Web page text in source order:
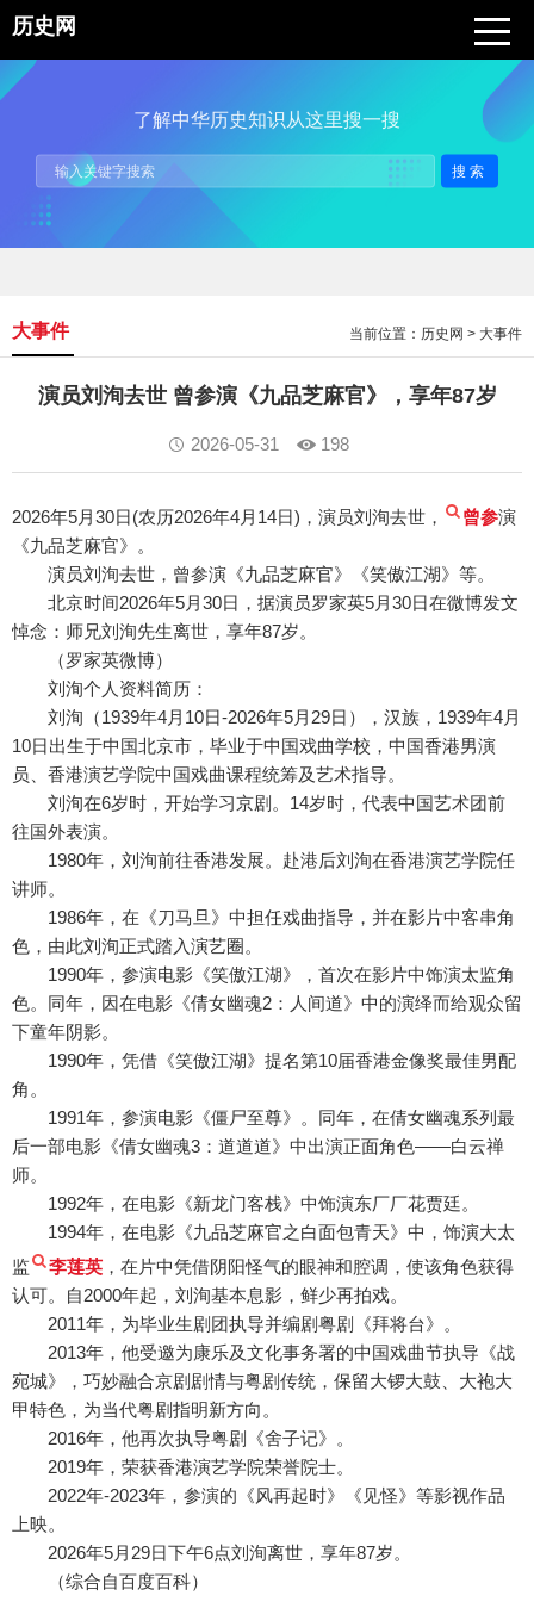
历史网
了解中华历史知识从这里搜一搜
搜索
当前位置： 历史网 > 大事件
大事件
演员刘洵去世 曾参演《九品芝麻官》，享年87岁
2026-05-31 198
2026年5月30日(农历2026年4月14日)，演员刘洵去世， 曾参演
《九品芝麻官》。
演员刘洵去世，曾参演《九品芝麻官》《笑傲江湖》等。
北京时间2026年5月30日，据演员罗家英5月30日在微博发文
悼念：师兄刘洵先生离世，享年87岁。
（罗家英微博）
刘洵个人资料简历：
刘洵（1939年4月10日-2026年5月29日），汉族，1939年4月
10日出生于中国北京市，毕业于中国戏曲学校，中国香港男演
员、香港演艺学院中国戏曲课程统筹及艺术指导。
刘洵在6岁时，开始学习京剧。14岁时，代表中国艺术团前
往国外表演。
1980年，刘洵前往香港发展。赴港后刘洵在香港演艺学院任
讲师。
1986年，在《刀马旦》中担任戏曲指导，并在影片中客串角
色，由此刘洵正式踏入演艺圈。
1990年，参演电影《笑傲江湖》，首次在影片中饰演太监角
色。同年，因在电影《倩女幽魂2：人间道》中的演绎而给观众留
下童年阴影。
1990年，凭借《笑傲江湖》提名第10届香港金像奖最佳男配
角。
1991年，参演电影《僵尸至尊》。同年，在倩女幽魂系列最
后一部电影《倩女幽魂3：道道道》中出演正面角色——白云禅
师。
1992年，在电影《新龙门客栈》中饰演东厂厂花贾廷。
1994年，在电影《九品芝麻官之白面包青天》中，饰演大太
监
李莲英 ，在片中凭借阴阳怪气的眼神和腔调，使该角色获得
认可。自2000年起，刘洵基本息影，鲜少再拍戏。
2011年，为毕业生剧团执导并编剧粤剧《拜将台》。
2013年，他受邀为康乐及文化事务署的中国戏曲节执导《战
宛城》，巧妙融合京剧剧情与粤剧传统，保留大锣大鼓、大袍大
甲特色，为当代粤剧指明新方向。
2016年，他再次执导粤剧《舍子记》。
2019年，荣获香港演艺学院荣誉院士。
2022年-2023年，参演的《风再起时》《见怪》等影视作品
上映。
2026年5月29日下午6点刘洵离世，享年87岁。
（综合自百度百科）